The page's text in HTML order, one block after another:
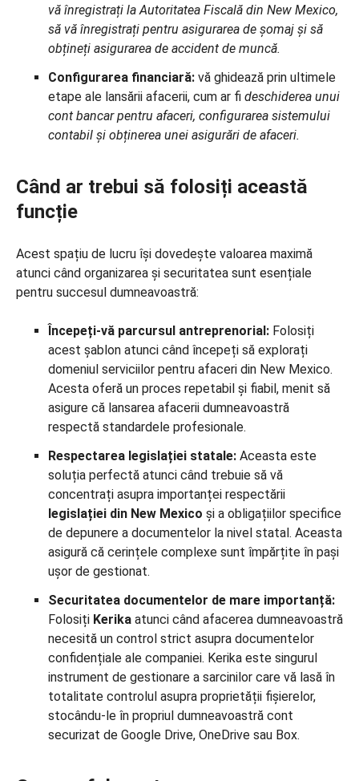
vă înregistrați la Autoritatea Fiscală din New Mexico,
să vă înregistrați pentru asigurarea de șomaj și să
obțineți asigurarea de accident de muncă.
Configurarea financiară: vă ghidează prin ultimele
etape ale lansării afacerii, cum ar fi deschiderea unui
cont bancar pentru afaceri, configurarea sistemului
contabil și obținerea unei asigurări de afaceri.
Când ar trebui să folosiți această
funcție
Acest spațiu de lucru își dovedește valoarea maximă
atunci când organizarea și securitatea sunt esențiale
pentru succesul dumneavoastră:
Începeți-vă parcursul antreprenorial: Folosiți
acest șablon atunci când începeți să explorați
domeniul serviciilor pentru afaceri din New Mexico.
Acesta oferă un proces repetabil și fiabil, menit să
asigure că lansarea afacerii dumneavoastră
respectă standardele profesionale.
Respectarea legislației statale: Aceasta este
soluția perfectă atunci când trebuie să vă
concentrați asupra importanței respectării
legislației din New Mexico și a obligațiilor specifice
de depunere a documentelor la nivel statal. Aceasta
asigură că cerințele complexe sunt împărțite în pași
ușor de gestionat.
Securitatea documentelor de mare importanță:
Folosiți Kerika atunci când afacerea dumneavoastră
necesită un control strict asupra documentelor
confidențiale ale companiei. Kerika este singurul
instrument de gestionare a sarcinilor care vă lasă în
totalitate controlul asupra proprietății fișierelor,
stocându-le în propriul dumneavoastră cont
securizat de Google Drive, OneDrive sau Box.